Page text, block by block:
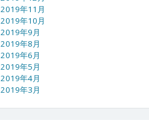
2019年11月
2019年10月
2019年9月
2019年8月
2019年6月
2019年5月
2019年4月
2019年3月